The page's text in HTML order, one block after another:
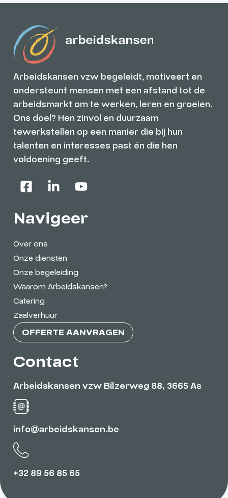
Arbeidskansen vzw begeleidt, motiveert en
ondersteunt mensen met een afstand tot de
arbeidsmarkt om te werken, leren en groeien.
Ons doel? Hen zinvol en duurzaam
tewerkstellen op een manier die bij hun
talenten en interesses past én die hen
voldoening geeft.
Navigeer
Over ons
Onze diensten
Onze begeleiding
Waarom Arbeidskansen?
Catering
Zaalverhuur
OFFERTE AANVRAGEN
Contact
Arbeidskansen vzw Bilzerweg 88, 3665 As
info@arbeidskansen.be
+32 89 56 85 65